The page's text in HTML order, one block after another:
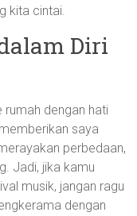
kita cintai.
Diri
rumah dengan hati
saya
perbedaan,
Jadi, jika kamu
musik, jangan ragu
dengan